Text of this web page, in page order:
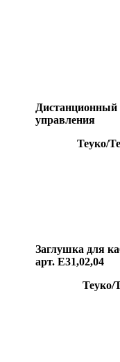
Дистанционный
управления
Теуко/
Заглушка для
арт. Е31,02,04
Теуко/